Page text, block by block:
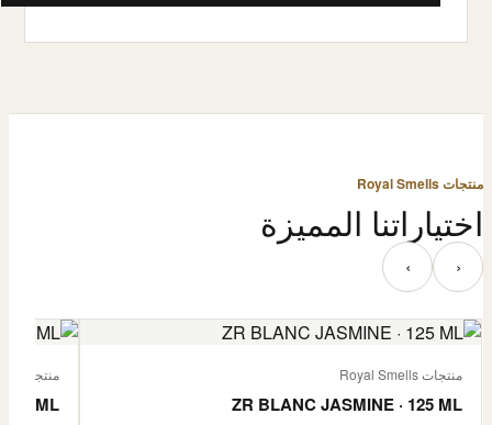
منتجات Royal Smells
اختياراتنا المميزة
‹ ›
منتجات Royal Smells
ZR BLANC JASMINE · 125 ML
منتجات Royal Smells
ML